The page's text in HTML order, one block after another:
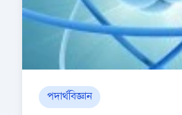
পদার্থবিজ্ঞান